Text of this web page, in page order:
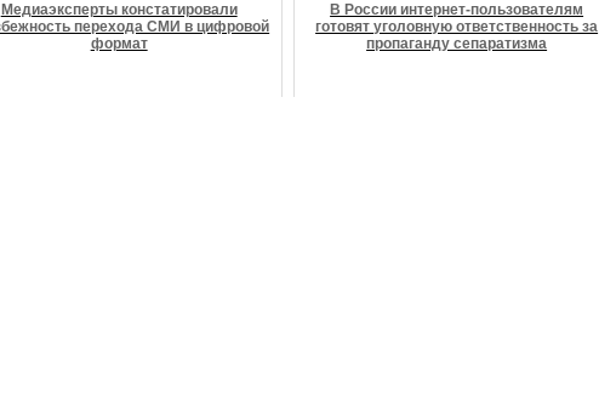
Медиаэксперты констатировали
перехода СМИ в цифровой
формат
В России интернет-пользователям
готовят уголовную ответственность за
пропаганду сепаратизма